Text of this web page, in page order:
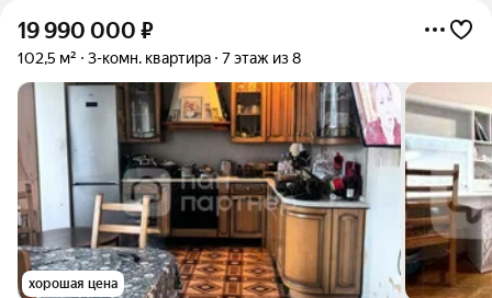
19 990 000 ₽
102,5 м² 3-комн. квартира 7 этаж из 8
хорошая цена